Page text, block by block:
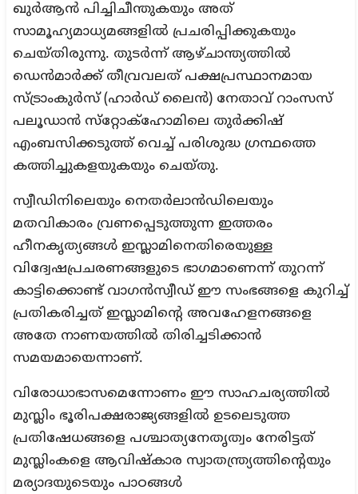
ഖുര്‍ആന്‍ പിച്ചിചീന്തുകയും അത്
സാമൂഹ്യമാധ്യമങ്ങളില്‍ പ്രചരിപ്പിക്കുകയും
ചെയ്തിരുന്നു. തുടര്‍ന്ന് ആഴ്ചാന്ത്യത്തില്‍
ഡെന്‍മാര്‍ക്ക് തീവ്രവലത് പക്ഷപ്രസ്ഥാനമായ
സ്ട്രാംകുര്‍സ് (ഹാര്‍ഡ് ലൈന്‍) നേതാവ് റാംസസ്
പലൂഡാന്‍ സ്‌റ്റോക്‌ഹോമിലെ തുര്‍ക്കിഷ്
എംബസിക്കടുത്ത് വെച്ച് പരിശുദ്ധ ഗ്രന്ഥത്തെ
കത്തിച്ചുകളയുകയും ചെയ്തു.
സ്വീഡിനിലെയും നെതര്‍ലാന്‍ഡിലെയും
മതവികാരം വ്രണപ്പെടുത്തുന്ന ഇത്തരം
ഹീനകൃത്യങ്ങള്‍ ഇസ്ലാമിനെതിരെയുള്ള
വിദ്വേഷപ്രചരണങ്ങളുടെ ഭാഗമാണെന്ന് തുറന്ന്
കാട്ടിക്കൊണ്ട് വാഗന്‍സ്വീഡ് ഈ സംഭങ്ങളെ കുറിച്ച്
പ്രതികരിച്ചത് ഇസ്ലാമിന്റെ അവഹേളനങ്ങളെ
അതേ നാണയത്തില്‍ തിരിച്ചടിക്കാന്‍
സമയമായെന്നാണ്.
വിരോധാഭാസമെന്നോണം ഈ സാഹചര്യത്തില്‍
മുസ്ലിം ഭൂരിപക്ഷരാജ്യങ്ങളില്‍ ഉടലെടുത്ത
പ്രതിഷേധങ്ങളെ പശ്ചാത്യനേതൃത്വം നേരിട്ടത്
മുസ്ലിംകളെ ആവിഷ്കാര സ്വാതന്ത്ര്യത്തിന്റെയും
മര്യാദയുടെയും പാഠങ്ങള്‍